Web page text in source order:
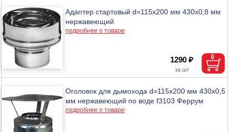
Адаптер стартовый d=115х200 мм 430х0,8 мм
нержавеющий
подробнее о товаре
1290 ₽
Оголовок для дымохода d=115х200 мм 430х0,5
мм нержавеющий по воде f3103 Феррум
подробнее о товаре